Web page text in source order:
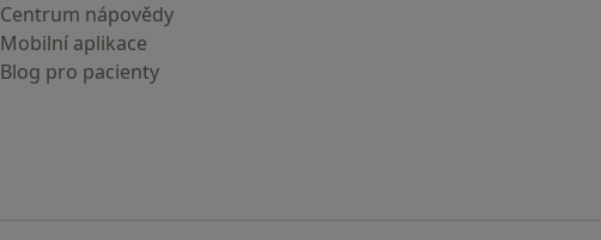
Centrum nápovědy
Mobilní aplikace
Blog pro pacienty